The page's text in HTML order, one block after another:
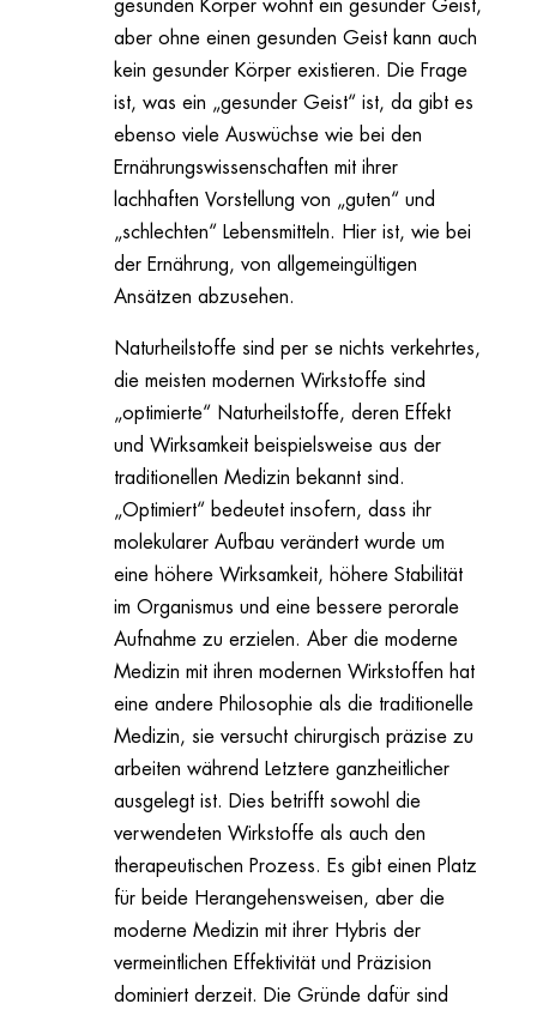
gesunden Körper wohnt ein gesunder Geist,
aber ohne einen gesunden Geist kann auch
kein gesunder Körper existieren. Die Frage
ist, was ein „gesunder Geist“ ist, da gibt es
ebenso viele Auswüchse wie bei den
Ernährungswissenschaften mit ihrer
lachhaften Vorstellung von „guten“ und
„schlechten“ Lebensmitteln. Hier ist, wie bei
der Ernährung, von allgemeingültigen
Ansätzen abzusehen.
Naturheilstoffe sind per se nichts verkehrtes,
die meisten modernen Wirkstoffe sind
„optimierte“ Naturheilstoffe, deren Effekt
und Wirksamkeit beispielsweise aus der
traditionellen Medizin bekannt sind.
„Optimiert“ bedeutet insofern, dass ihr
molekularer Aufbau verändert wurde um
eine höhere Wirksamkeit, höhere Stabilität
im Organismus und eine bessere perorale
Aufnahme zu erzielen. Aber die moderne
Medizin mit ihren modernen Wirkstoffen hat
eine andere Philosophie als die traditionelle
Medizin, sie versucht chirurgisch präzise zu
arbeiten während Letztere ganzheitlicher
ausgelegt ist. Dies betrifft sowohl die
verwendeten Wirkstoffe als auch den
therapeutischen Prozess. Es gibt einen Platz
für beide Herangehensweisen, aber die
moderne Medizin mit ihrer Hybris der
vermeintlichen Effektivität und Präzision
dominiert derzeit. Die Gründe dafür sind